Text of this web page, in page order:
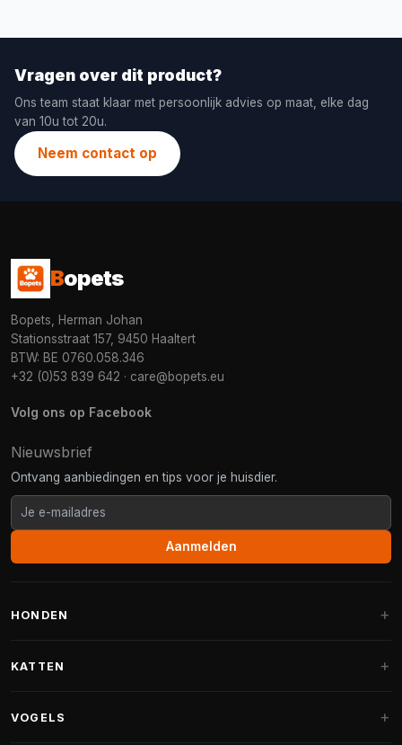
Vragen over dit product?
Ons team staat klaar met persoonlijk advies op maat, elke dag
van 10u tot 20u.
Neem contact op
Bopets
Bopets, Herman Johan
Stationsstraat 157, 9450 Haaltert
BTW: BE 0760.058.346
+32 (0)53 839 642 · care@bopets.eu
Volg ons op Facebook
Nieuwsbrief
Ontvang aanbiedingen en tips voor je huisdier.
Aanmelden
HONDEN
Fantail hondenmanden
KATTEN
VOGELS